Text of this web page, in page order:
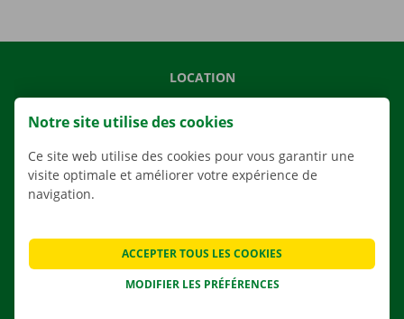
LOCATION
NOS SERVICES
AGENCES
Notre site utilise des cookies
Ce site web utilise des cookies pour vous garantir une
visite optimale et améliorer votre expérience de
navigation.
MODIFIER LES PRÉFÉRENCES
ACCEPTER TOUS LES COOKIES